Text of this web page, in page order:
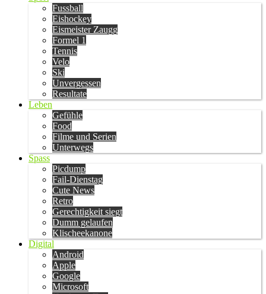
Fussball
Eishockey
Eismeister Zaugg
Formel 1
Tennis
Velo
Ski
Unvergessen
Resultate
Leben
Gefühle
Food
Filme und Serien
Unterwegs
Spass
Picdump
Fail-Dienstag
Cute News
Retro
Gerechtigkeit siegt
Dumm gelaufen
Klischeekanone
Digital
Android
Apple
Google
Microsoft